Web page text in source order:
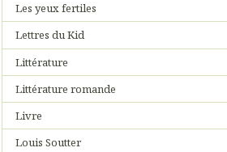
Les yeux fertiles
Lettres du Kid
Littérature
Littérature romande
Livre
Louis Soutter